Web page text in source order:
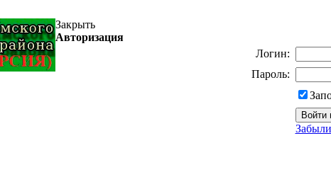
Закрыть
Авторизация
Логин:
Пароль: